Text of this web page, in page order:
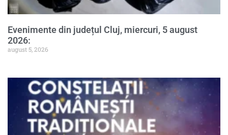
Evenimente din județul Cluj, miercuri, 5 august
2026:
august 5, 2026